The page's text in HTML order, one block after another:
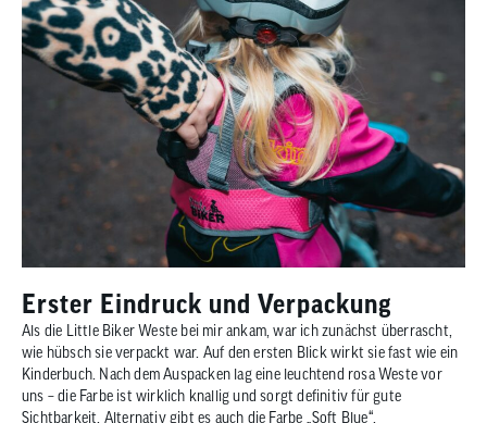
können
Erster Eindruck und Verpackung
Als die Little Biker Weste bei mir ankam, war ich zunächst überrascht,
wie hübsch sie verpackt war. Auf den ersten Blick wirkt sie fast wie ein
Kinderbuch. Nach dem Auspacken lag eine leuchtend rosa Weste vor
uns – die Farbe ist wirklich knallig und sorgt definitiv für gute
Sichtbarkeit. Alternativ gibt es auch die Farbe „Soft Blue“.